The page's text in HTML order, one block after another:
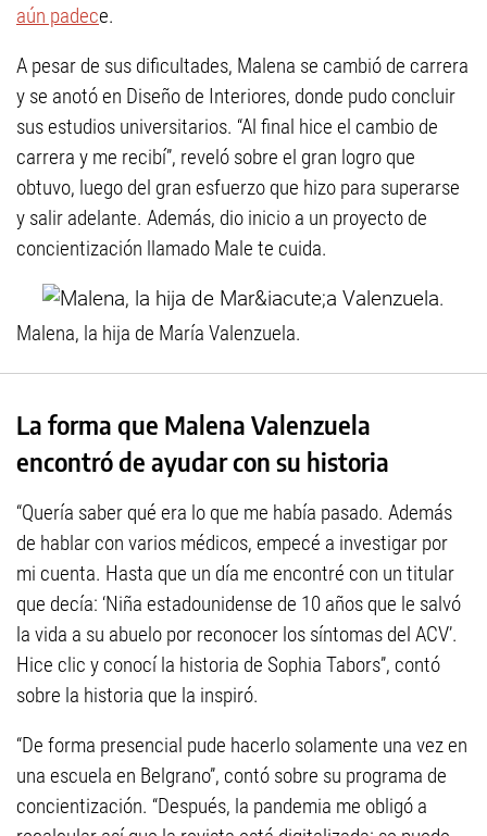
aún padece.
A pesar de sus dificultades, Malena se cambió de carrera
y se anotó en Diseño de Interiores, donde pudo concluir
sus estudios universitarios. “Al final hice el cambio de
carrera y me recibí”, reveló sobre el gran logro que
obtuvo, luego del gran esfuerzo que hizo para superarse
y salir adelante. Además, dio inicio a un proyecto de
concientización llamado Male te cuida.
Malena, la hija de María Valenzuela.
La forma que Malena Valenzuela
encontró de ayudar con su historia
“Quería saber qué era lo que me había pasado. Además
de hablar con varios médicos, empecé a investigar por
mi cuenta. Hasta que un día me encontré con un titular
que decía: ‘Niña estadounidense de 10 años que le salvó
la vida a su abuelo por reconocer los síntomas del ACV’.
Hice clic y conocí la historia de Sophia Tabors”, contó
sobre la historia que la inspiró.
“De forma presencial pude hacerlo solamente una vez en
una escuela en Belgrano”, contó sobre su programa de
concientización. “Después, la pandemia me obligó a